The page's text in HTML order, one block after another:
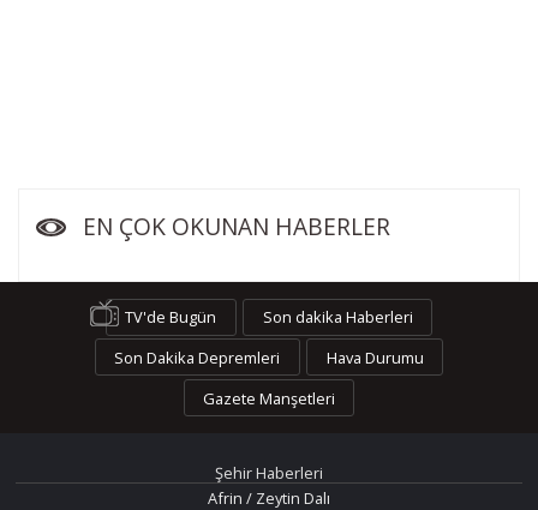
EN ÇOK OKUNAN HABERLER
TV'de Bugün
Son dakika Haberleri
Son Dakika Depremleri
Hava Durumu
Gazete Manşetleri
Şehir Haberleri
Afrin / Zeytin Dalı